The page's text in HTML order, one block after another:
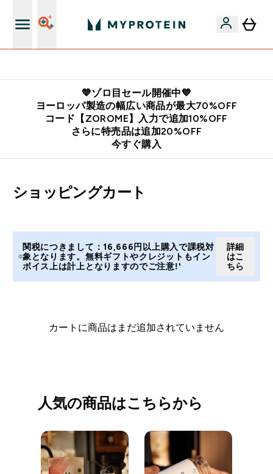
💙ゾロ目セール開催中💙
ヨーロッパ製造の幅広い商品が最大70%OFF
コード【ZOROME】入力で追加10%OFF
さらに特売品は追加20%OFF
今すぐ購入
ショッピングカート
関税につきまして：16,666円以上購入で課税対
象となります。無料ギフトやクレジットもイン
ボイス上は計上となりますのでご注意!'
詳細
はこ
ちら
カートに商品はまだ追加されていません
人気の商品はこちらから